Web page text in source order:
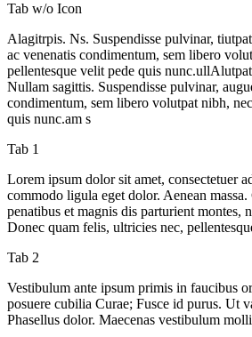
Tab w/o Icon
Alagitrpis. Ns. Suspendisse pulvinar,
ac venenatis condimentum, sem libero
pellentesque velit pede quis
Nullam sagittis. Suspendisse pulvinar,
condimentum, sem libero volutpat nibh,
quis nunc.am s
Tab 1
Lorem ipsum dolor sit amet, consectetuer
commodo ligula eget dolor. Aenean
penatibus et magnis dis parturient montes,
Donec quam felis, ultricies nec,
Tab 2
Vestibulum ante ipsum primis in faucibus
posuere cubilia Curae; Fusce id purus. Ut
Phasellus dolor. Maecenas vestibulum